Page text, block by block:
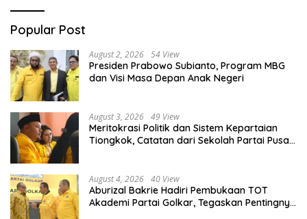
Popular Post
August 2, 2026 54 View
Presiden Prabowo Subianto, Program MBG
dan Visi Masa Depan Anak Negeri
August 3, 2026 49 View
Meritokrasi Politik dan Sistem Kepartaian
Tiongkok, Catatan dari Sekolah Partai Pusat
August 4, 2026 40 View
Aburizal Bakrie Hadiri Pembukaan TOT
Akademi Partai Golkar, Tegaskan Pentingnya